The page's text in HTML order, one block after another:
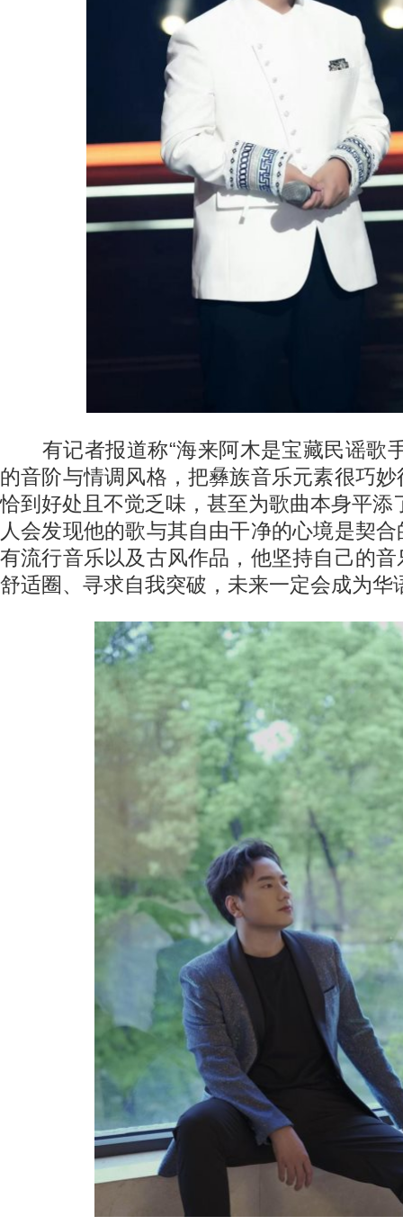
有记者报道称“海来阿木是宝藏民谣歌
的音阶与情调风格，把彝族音乐元素很巧
恰到好处且不觉乏味，甚至为歌曲本身平添
人会发现他的歌与其自由干净的心境是契
有流行音乐以及古风作品，他坚持自己的
舒适圈、寻求自我突破，未来一定会成为华